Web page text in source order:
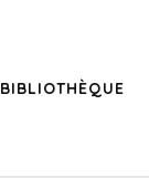
BIBLIOTHÈQUE